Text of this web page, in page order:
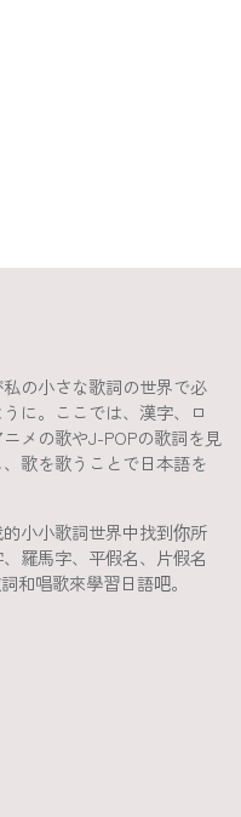
の小さな歌詞の世界で必
に。ここでは、漢字、ロ
メの歌やJ-POPの歌詞を見
歌を歌うことで日本語を
小小歌詞世界中找到你所
羅馬字、平假名、片假名
和唱歌來學習日語吧。